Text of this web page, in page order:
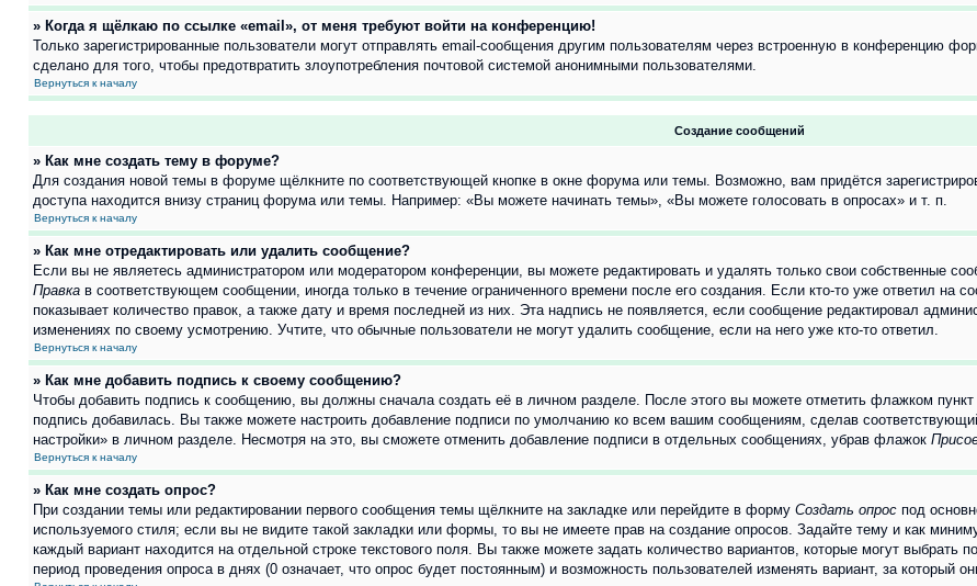
» Когда я щёлкаю по ссылке «email», от меня требуют войти на конференцию!
Только зарегистрированные пользователи могут отправлять email-сообщения другим пользователям через встроенную в конференцию
сделано для того, чтобы предотвратить злоупотребления почтовой системой анонимными пользователями.
Вернуться к началу
Создание сообщений
» Как мне создать тему в форуме?
Для создания новой темы в форуме щёлкните по соответствующей кнопке в окне форума или темы. Возможно, вам придётся
доступа находится внизу страниц форума или темы. Например: «Вы можете начинать темы», «Вы можете голосовать в опросах» и т. п.
Вернуться к началу
» Как мне отредактировать или удалить сообщение?
Если вы не являетесь администратором или модератором конференции, вы можете редактировать и удалять только свои собственные
Правка в соответствующем сообщении, иногда только в течение ограниченного времени после его создания. Если кто-то уже ответил на
показывает количество правок, а также дату и время последней из них. Эта надпись не появляется, если сообщение редактировал
изменениях по своему усмотрению. Учтите, что обычные пользователи не могут удалить сообщение, если на него уже кто-то ответил.
Вернуться к началу
» Как мне добавить подпись к своему сообщению?
Чтобы добавить подпись к сообщению, вы должны сначала создать её в личном разделе. После этого вы можете отметить флажком пункт
подпись добавилась. Вы также можете настроить добавление подписи по умолчанию ко всем вашим сообщениям, сделав
настройки» в личном разделе. Несмотря на это, вы сможете отменить добавление подписи в отдельных сообщениях, убрав флажок
Вернуться к началу
» Как мне создать опрос?
При создании темы или редактировании первого сообщения темы щёлкните на закладке или перейдите в форму Создать опрос под
используемого стиля; если вы не видите такой закладки или формы, то вы не имеете прав на создание опросов. Задайте тему и как
каждый вариант находится на отдельной строке текстового поля. Вы также можете задать количество вариантов, которые могут выбрать
период проведения опроса в днях (0 означает, что опрос будет постоянным) и возможность пользователей изменять вариант, за который